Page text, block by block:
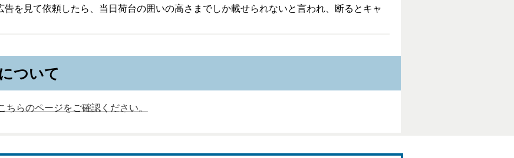
告を見て依頼したら、当日荷台の囲いの高さまでしか載せられないと言われ、断るとキャ
ついて
らのページをご確認ください。